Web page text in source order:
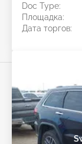
Doc Type:
Площадка:
Дата торгов: